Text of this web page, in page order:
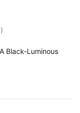
)
Black-Luminous
PUMA Black-